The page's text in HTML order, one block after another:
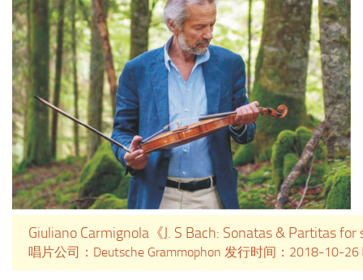
鹰初展的英气和锐气。舒八单簧管
婉转动人，也有着VPO一贯丝滑细
腻的弦乐。舒五符合了这位意大利
指挥心意，清新自然，青春洋溢，
有一股精美的气质。当然，整体还
有年轻指挥无法完全驾驭VPO这艘
老船的感觉。
Giuliano Carmignola《J. S Bach: Sonatas & Partitas
唱片公司：Deutsche Grammophon 发行时间：2018-10-